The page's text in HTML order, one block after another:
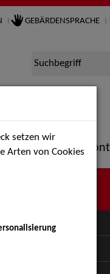
GEBÄRDENSPRACHE
Suchbegriff
Portfolio
setzen wir
Arten von Cookies